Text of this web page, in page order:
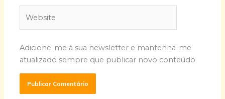
Adicione-me à sua newsletter e mantenha-me
atualizado sempre que publicar novo conteúdo